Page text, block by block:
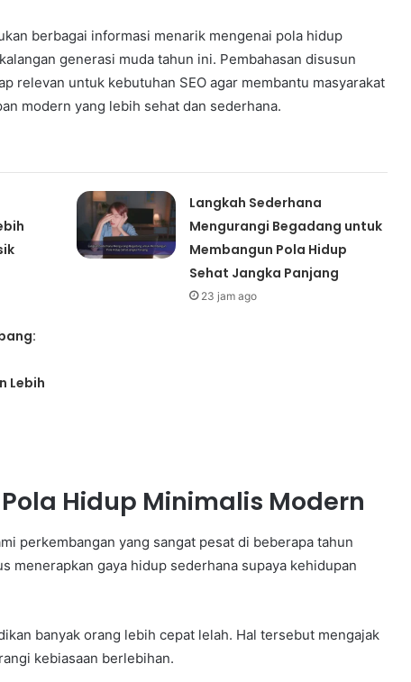
berbagai informasi menarik mengenai pola hidup
generasi muda tahun ini. Pembahasan disusun
relevan untuk kebutuhan SEO agar membantu masyarakat
modern yang lebih sehat dan sederhana.
Langkah Sederhana
Mengurangi Begadang untuk
Membangun Pola Hidup
Sehat Jangka Panjang
23 jam ago
Lebih
Hidup Minimalis Modern
perkembangan yang sangat pesat di beberapa tahun
menerapkan gaya hidup sederhana supaya kehidupan
banyak orang lebih cepat lelah. Hal tersebut mengajak
kebiasaan berlebihan.